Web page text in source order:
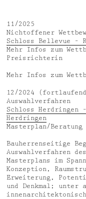
11/2025
Nichtoffener
Schloss Bellevue –
Mehr Infos zum
Preisrichterin
Mehr Infos zum
12/2024
Auswahlverfahren
Schloss
Herdringen
Masterplan/Beratung
Bauherrenseitige
Auswahlverfahren
Masterplans im
Konzeption,
Erweiterung,
und Denkmal; unter